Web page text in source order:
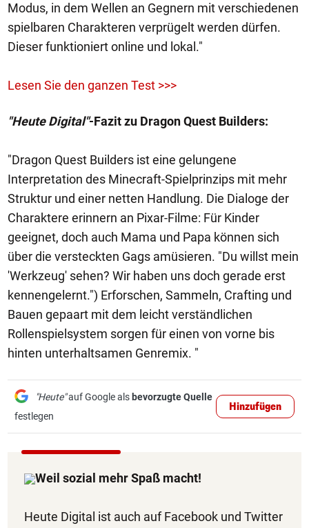
Modus, in dem Wellen an Gegnern mit verschiedenen
spielbaren Charakteren verprügelt werden dürfen.
Dieser funktioniert online und lokal."
Lesen Sie den ganzen Test >>>
"Heute Digital"-Fazit zu Dragon Quest Builders:
"Dragon Quest Builders ist eine gelungene
Interpretation des Minecraft-Spielprinzips mit mehr
Struktur und einer netten Handlung. Die Dialoge der
Charaktere erinnern an Pixar-Filme: Für Kinder
geeignet, doch auch Mama und Papa können sich
über die versteckten Gags amüsieren. "Du willst mein
'Werkzeug' sehen? Wir haben uns doch gerade erst
kennengelernt.") Erforschen, Sammeln, Crafting und
Bauen gepaart mit dem leicht verständlichen
Rollenspielsystem sorgen für einen von vorne bis
hinten unterhaltsamen Genremix. "
"Heute"auf Google als bevorzugte Quelle
festlegen
Hinzufügen
Weil sozial mehr Spaß macht!
Heute Digital ist auch auf Facebook und Twitter